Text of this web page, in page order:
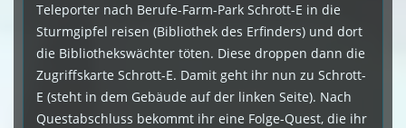
Teleporter nach Berufe-Farm-Park Schrott-E in die
Sturmgipfel reisen (Bibliothek des Erfinders) und dort
die Bibliothekswächter töten. Diese droppen dann die
Zugriffskarte Schrott-E. Damit geht ihr nun zu Schrott-
E (steht in dem Gebäude auf der linken Seite). Nach
Questabschluss bekommt ihr eine Folge-Quest, die ihr